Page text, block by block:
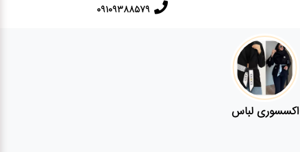
09109388579
اکسسوری لباس